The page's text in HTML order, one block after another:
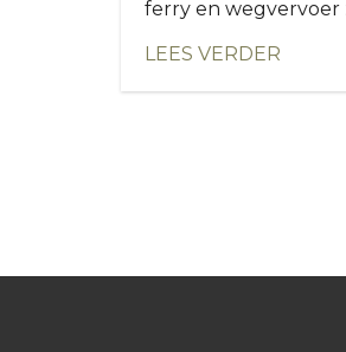
ferry en wegvervoer
LEES VERDER